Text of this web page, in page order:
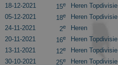
18-12-2021
15e Heren Topdivisie
05-12-2021
18e Heren Topdivisie
24-11-2021
2e Heren
20-11-2021
16e Heren Topdivisie
13-11-2021
12e Heren Topdivisie
30-10-2021
25e Heren Topdivisie